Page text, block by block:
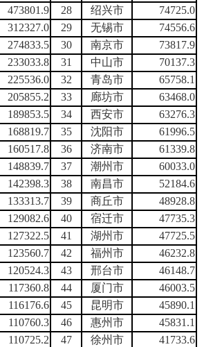
473801.9 28 绍兴市
74725.0
312327.0 29 无锡市
74556.6
274833.5 30 南京市
73817.9
233033.8 31 中山市
70137.3
225536.0 32 青岛市
65758.1
205855.2 33 廊坊市
63468.0
189853.5 34 西安市
63276.3
168819.7 35 沈阳市
61996.5
160517.8 36 济南市
61339.8
148839.7 37 潮州市
60033.0
142398.3 38 南昌市
52184.6
133313.7 39 商丘市
48928.8
129082.6 40 宿迁市
47735.3
127322.5 41 湖州市
47725.5
123560.7 42 福州市
46232.8
120524.3 43 邢台市
46148.7
117360.8 44 厦门市
46003.5
116176.6 45 昆明市
45890.1
110760.3 46 惠州市
45831.1
110725.2 47 徐州市
41733.6